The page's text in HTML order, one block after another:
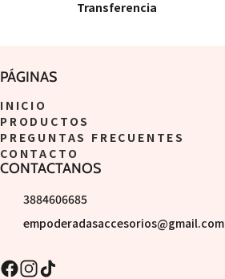
Transferencia
PÁGINAS
INICIO
PRODUCTOS
PREGUNTAS FRECUENTES
CONTACTO
CONTACTANOS
3884606685
empoderadasaccesorios@gmail.com